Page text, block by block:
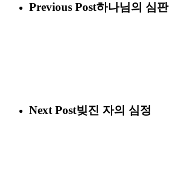
Previous Post하나님의 심판
Next Post빚진 자의 심정